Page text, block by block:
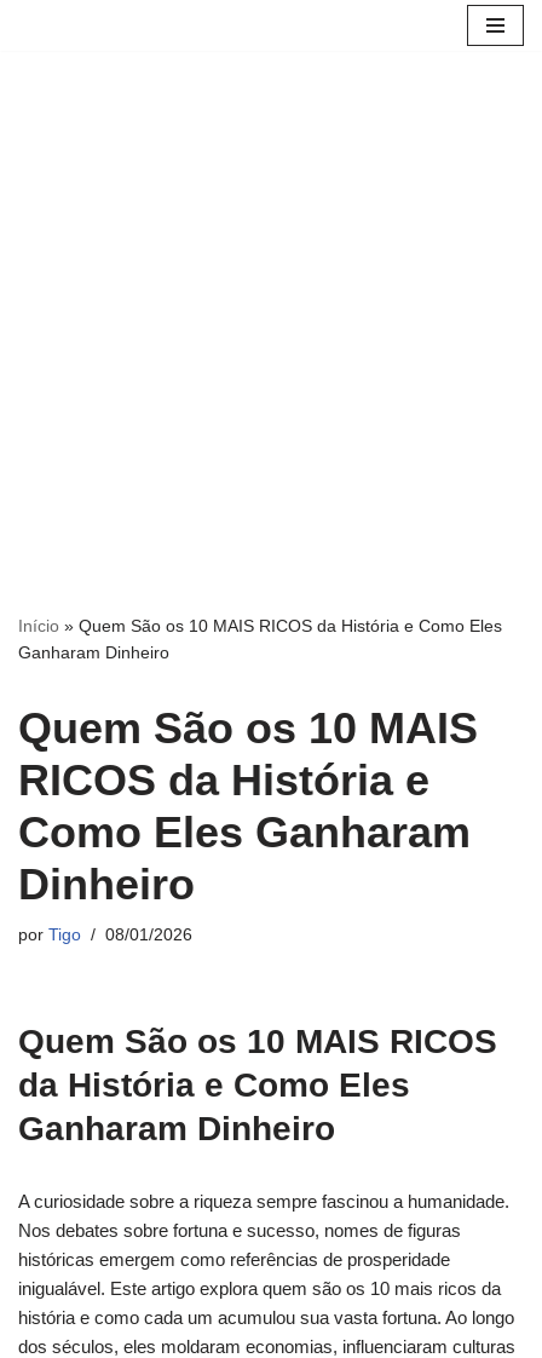
Início » Quem São os 10 MAIS RICOS da História e Como Eles
Ganharam Dinheiro
Quem São os 10 MAIS
RICOS da História e
Como Eles Ganharam
Dinheiro
por Tigo 08/01/2026
Quem São os 10 MAIS RICOS
da História e Como Eles
Ganharam Dinheiro
A curiosidade sobre a riqueza sempre fascinou a humanidade.
Nos debates sobre fortuna e sucesso, nomes de figuras
históricas emergem como referências de prosperidade
inigualável. Este artigo explora quem são os 10 mais ricos da
história e como cada um acumulou sua vasta fortuna. Ao longo
dos séculos, eles moldaram economias, influenciaram culturas